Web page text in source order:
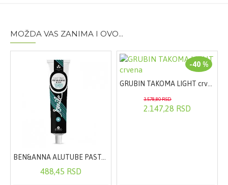
MOŽDA VAS ZANIMA I OVO...
488,45 RSD
-40 %
2.147,28 RSD
3.578,80 RSD